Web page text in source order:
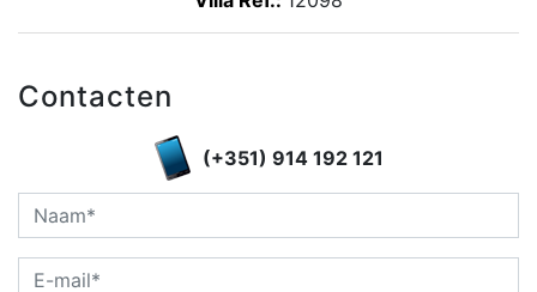
Contacten
(+351) 914 192 121